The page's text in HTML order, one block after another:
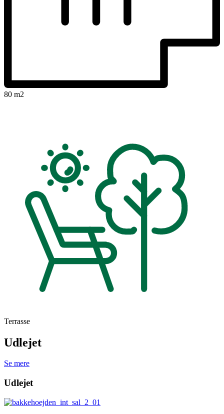
80 m2
Terrasse
Udlejet
Se mere
Udlejet